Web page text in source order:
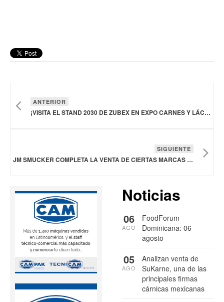
ANTERIOR
¡VISITA EL STAND 2030 DE ZUBEX EN EXPO CARNES Y LÁCTEOS 2025!
SIGUIENTE
JM SMUCKER COMPLETA LA VENTA DE CIERTAS MARCAS A JTM FOODS
Noticias
FoodForum
Dominicana: 06
agosto
06
AGO
Analizan venta de
SuKarne, una de las
principales firmas
cárnicas mexicanas
05
AGO